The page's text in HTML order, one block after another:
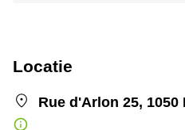
Locatie
Rue d'Arlon 25, 1050